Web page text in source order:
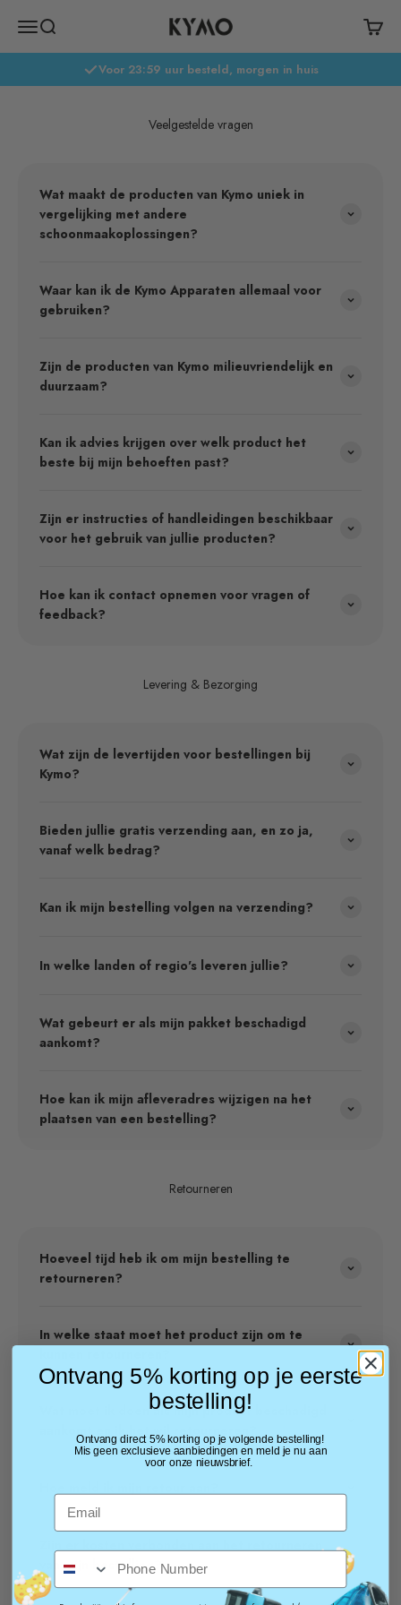
MenuZoeken Kymo Cleaning
Voor 23:59 uur besteld, morgen in huis
Veelgestelde vragen
Wat maakt de producten van Kymo uniek in
vergelijking met andere
schoonmaakoplossingen?
Waar kan ik de Kymo Apparaten allemaal voor
gebruiken?
Zijn de producten van Kymo milieuvriendelijk en
duurzaam?
Kan ik advies krijgen over welk product het
beste bij mijn behoeften past?
Zijn er instructies of handleidingen beschikbaar
voor het gebruik van jullie producten?
Hoe kan ik contact opnemen voor vragen of
feedback?
Levering & Bezorging
Wat zijn de levertijden voor bestellingen bij
Kymo?
Bieden jullie gratis verzending aan, en zo ja,
vanaf welk bedrag?
Kan ik mijn bestelling volgen na verzending?
In welke landen of regio's leveren jullie?
Wat gebeurt er als mijn pakket beschadigd
aankomt?
Hoe kan ik mijn afleveradres wijzigen na het
plaatsen van een bestelling?
Retourneren
Hoeveel tijd heb ik om mijn bestelling te
retourneren?
In welke staat moet het product zijn om te
Wat moet ik doen als mijn product beschadigd
aankomt en ik het wil retourneren?
Zijn er kosten verbonden aan het retourneren
van mijn bestelling?
Ontvang 5% korting op je eerste
bestelling!
Ontvang direct 5% korting op je volgende bestelling!
Mis geen exclusieve aanbiedingen en meld je nu aan
voor onze nieuwsbrief.